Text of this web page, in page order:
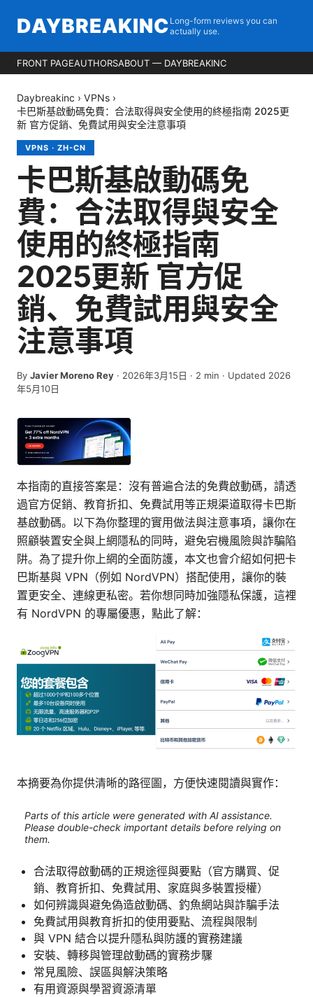
DAYBREAKINC Long-form reviews you can
actually use.
FRONT PAGEAUTHORSABOUT — DAYBREAKINC
Daybreakinc › VPNs ›
卡巴斯基啟動碼免費：合法取得與安全使用的終極指南 2025更
新 官方促銷、免費試用與安全注意事項
VPNS · ZH-CN
卡巴斯基啟動碼免
費：合法取得與安全
使用的終極指南
2025更新 官方促
銷、免費試用與安全
注意事項
By Javier Moreno Rey · 2026年3月15日 · 2 min · Updated 2026
年5月10日
本指南的直接答案是：沒有普遍合法的免費啟動碼，請透
過官方促銷、教育折扣、免費試用等正規渠道取得卡巴斯
基啟動碼。以下為你整理的實用做法與注意事項，讓你在
照顧裝置安全與上網隱私的同時，避免宕機風險與詐騙陷
阱。為了提升你上網的全面防護，本文也會介紹如何把卡
巴斯基與 VPN（例如 NordVPN）搭配使用，讓你的裝
置更安全、連線更私密。若你想同時加強隱私保護，這裡
有 NordVPN 的專屬優惠，點此了解：
本摘要為你提供清晰的路徑圖，方便快速閱讀與實作：
Parts of this article were generated with AI assistance.
Please double-check important details before relying on
them.
合法取得啟動碼的正規途徑與要點（官方購買、促
銷、教育折扣、免費試用、家庭與多裝置授權）
如何辨識與避免偽造啟動碼、釣魚網站與詐騙手法
免費試用與教育折扣的使用要點、流程與限制
與 VPN 結合以提升隱私與防護的實務建議
安裝、轉移與管理啟動碼的實務步驟
常見風險、誤區與解決策略
有用資源與學習資源清單